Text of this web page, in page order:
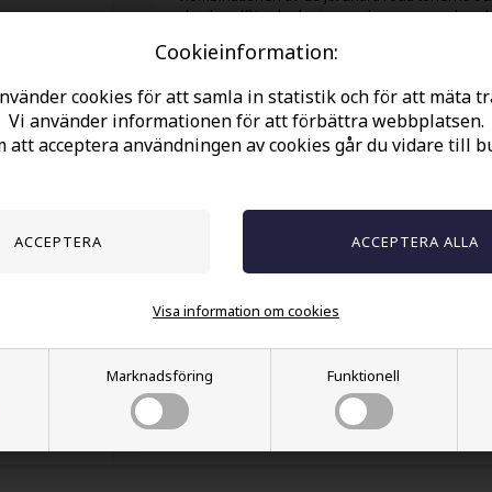
Cookieinformation:
cookies för att samla in statistik och för att mäta
Vi använder informationen för att förbättra webbplatsen.
att acceptera användningen av cookies går du vidare till
Marknadsföring Funktionell
Visa information om cookies
den handflätade designen skapar ett armband
anpassa storleken, så att armbandet sitter
på handleden hela dagen. Perfekt ensamt eller
kombinerat med andra accessoarer för ett mer
personligt uttryck.
Typ: Herrarmband
Pärlstorlek: 5x6 mm
Material: Natursten & flätad snodd
Färg: Röd, mörkröd och turkosa detaljer
Stängning: Justerbar snörstängning